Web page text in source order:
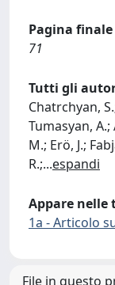
Pagina finale
71
Tutti gli
Chatrchyan,
Tumasyan, A.;
M.; Erö, J.;
R.;...espandi
Appare nelle
1a - Articolo
File in questo